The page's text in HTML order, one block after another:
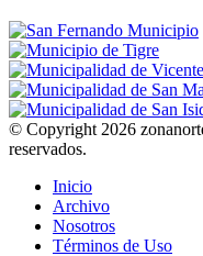
© Copyright 2026
reservados.
Inicio
Archivo
Nosotros
Términos de Uso